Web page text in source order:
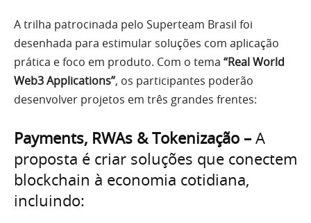
A trilha patrocinada pelo Superteam Brasil foi
desenhada para estimular soluções com aplicação
prática e foco em produto. Com o tema “Real World
Web3 Applications”, os participantes poderão
desenvolver projetos em três grandes frentes:
Payments, RWAs & Tokenização – A
proposta é criar soluções que conectem
blockchain à economia cotidiana,
incluindo: